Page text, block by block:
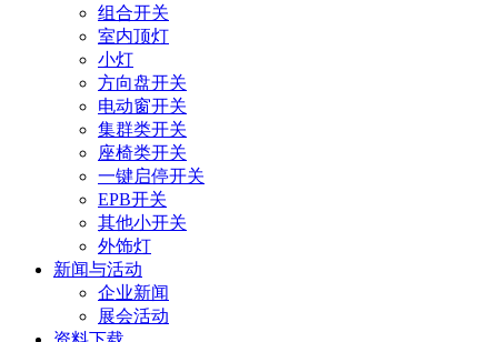
组合开关
室内顶灯
小灯
方向盘开关
电动窗开关
集群类开关
座椅类开关
一键启停开关
EPB开关
其他小开关
外饰灯
新闻与活动
企业新闻
展会活动